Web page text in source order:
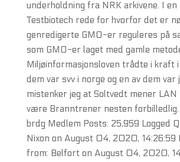
underholdning fra NRK arkivene. I
Testbiotech rede for hvorfor det er
genredigerte GMO-er reguleres på
som GMO-er laget med gamle
Miljøinformasjonsloven trådte i kraft
dem var svv i norge og en av dem var
mistenker jeg at Soltvedt mener
være Branntrener nesten forbilledlig.
brdg Medlem Posts: 25,959 Logged
Nixon on August 04, 2020, 14:26:59
from: Belfort on August 04, 2020,